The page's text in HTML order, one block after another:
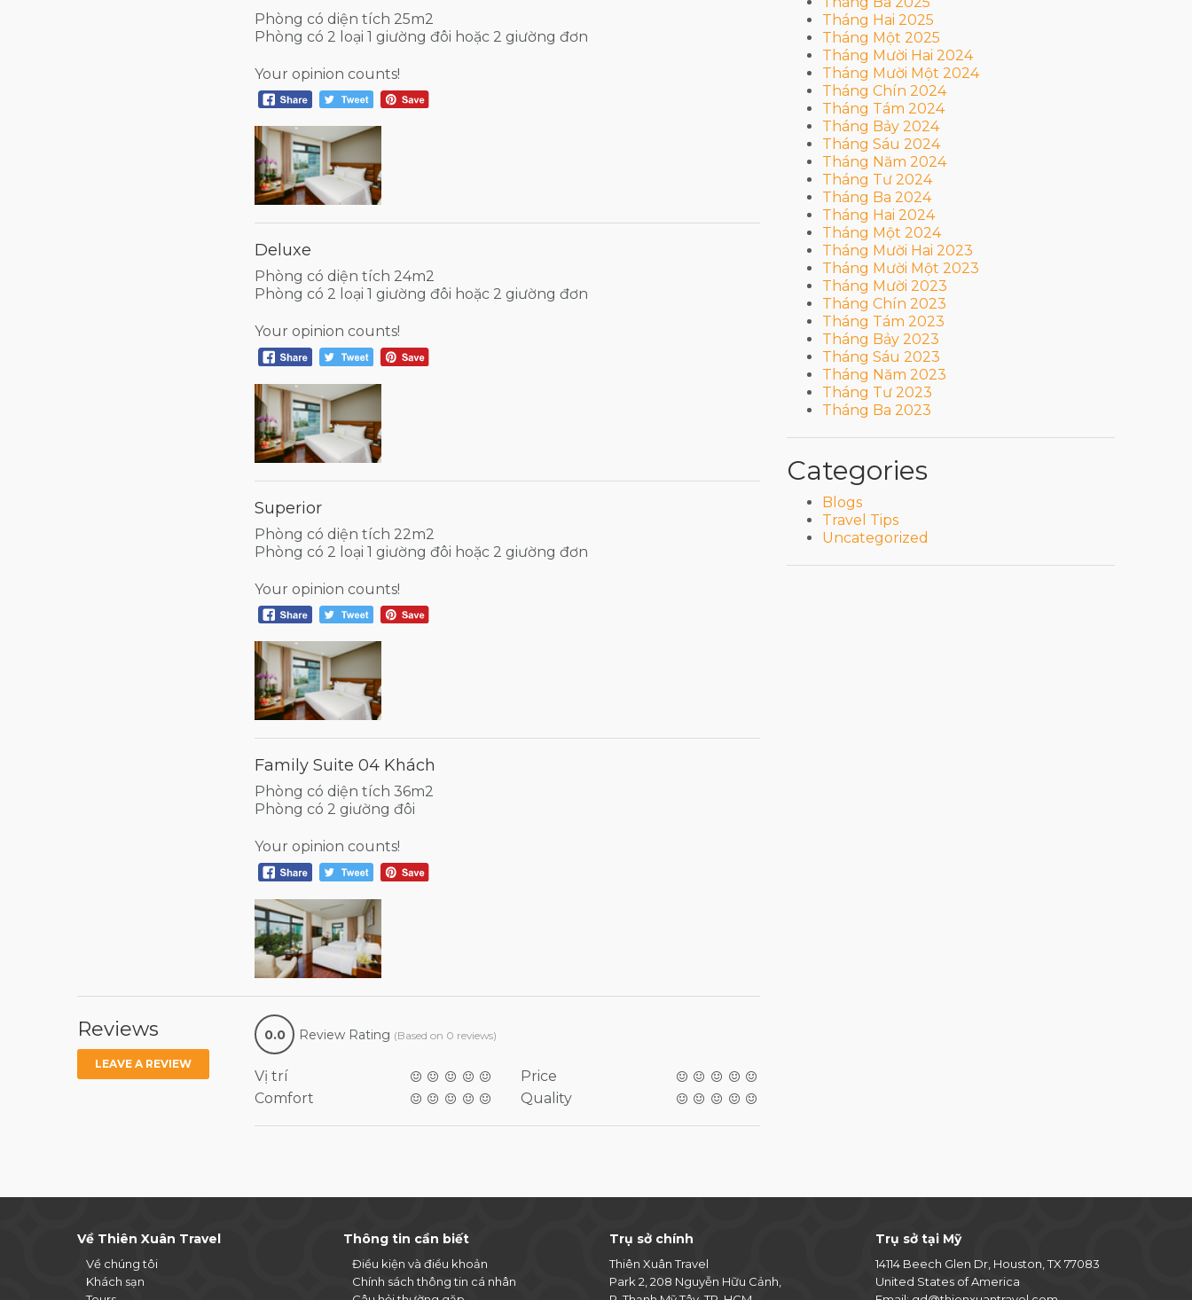
Phòng có diện tích 25m2
Phòng có 2 loại 1 giường đôi hoặc 2 giường đơn
Your opinion counts!
Deluxe
Phòng có diện tích 24m2
Phòng có 2 loại 1 giường đôi hoặc 2 giường đơn
Your opinion counts!
Superior
Phòng có diện tích 22m2
Phòng có 2 loại 1 giường đôi hoặc 2 giường đơn
Your opinion counts!
Family Suite 04 Khách
Phòng có diện tích 36m2
Phòng có 2 giường đôi
Your opinion counts!
Reviews
LEAVE A REVIEW
0.0 Review Rating (Based on 0 reviews)
Vị trí
Comfort
Price
Quality
Tháng Hai 2025
Tháng Một 2025
Tháng Mười Hai 2024
Tháng Mười Một 2024
Tháng Chín 2024
Tháng Tám 2024
Tháng Bảy 2024
Tháng Sáu 2024
Tháng Năm 2024
Tháng Tư 2024
Tháng Ba 2024
Tháng Hai 2024
Tháng Một 2024
Tháng Mười Hai 2023
Tháng Mười Một 2023
Tháng Mười 2023
Tháng Chín 2023
Tháng Tám 2023
Tháng Bảy 2023
Tháng Sáu 2023
Tháng Năm 2023
Tháng Tư 2023
Tháng Ba 2023
Categories
Blogs
Travel Tips
Uncategorized
Về Thiên Xuân Travel
Về chúng tôi
Khách sạn
Thông tin cần biết
Điều kiện và điều khoản
Chính sách thông tin cá nhân
Trụ sở chính
Thiên Xuân Travel
Park 2, 208 Nguyễn Hữu Cảnh,
Trụ sở tại Mỹ
14114 Beech Glen Dr, Houston, TX 77083
United States of America